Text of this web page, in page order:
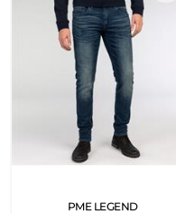
PME LEGEND